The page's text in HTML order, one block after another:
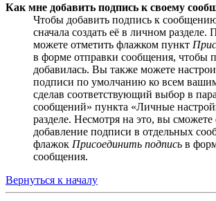
Как мне добавить подпись к своему
Чтобы добавить подпись к
сначала создать её в личном разделе.
можете отметить флажком пункт
в форме отправки сообщения, чтобы
добавилась. Вы также можете
подписи по умолчанию ко всем
сделав соответствующий выбор в
сообщений» пункта «Личные
разделе. Несмотря на это, вы сможете
добавление подписи в отдельных
флажок Присоединить подпись в
сообщения.
Вернуться к началу